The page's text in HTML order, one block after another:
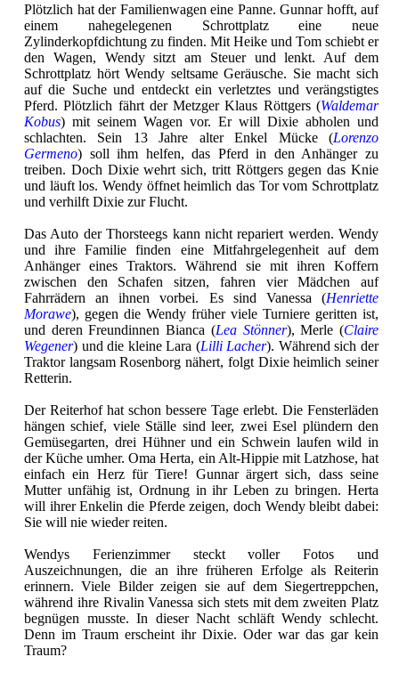
Plötzlich hat der Familienwagen eine Panne. Gunnar hofft, auf
einem nahegelegenen Schrottplatz eine neue
Zylinderkopfdichtung zu finden. Mit Heike und Tom schiebt er
den Wagen, Wendy sitzt am Steuer und lenkt. Auf dem
Schrottplatz hört Wendy seltsame Geräusche. Sie macht sich
auf die Suche und entdeckt ein verletztes und verängstigtes
Pferd. Plötzlich fährt der Metzger Klaus Röttgers (Waldemar
Kobus) mit seinem Wagen vor. Er will Dixie abholen und
schlachten. Sein 13 Jahre alter Enkel Mücke (Lorenzo
Germeno) soll ihm helfen, das Pferd in den Anhänger zu
treiben. Doch Dixie wehrt sich, tritt Röttgers gegen das Knie
und läuft los. Wendy öffnet heimlich das Tor vom Schrottplatz
und verhilft Dixie zur Flucht.
Das Auto der Thorsteegs kann nicht repariert werden. Wendy
und ihre Familie finden eine Mitfahrgelegenheit auf dem
Anhänger eines Traktors. Während sie mit ihren Koffern
zwischen den Schafen sitzen, fahren vier Mädchen auf
Fahrrädern an ihnen vorbei. Es sind Vanessa (Henriette
Morawe), gegen die Wendy früher viele Turniere geritten ist,
und deren Freundinnen Bianca (Lea Stönner), Merle (Claire
Wegener) und die kleine Lara (Lilli Lacher). Während sich der
Traktor langsam Rosenborg nähert, folgt Dixie heimlich seiner
Retterin.
Der Reiterhof hat schon bessere Tage erlebt. Die Fensterläden
hängen schief, viele Ställe sind leer, zwei Esel plündern den
Gemüsegarten, drei Hühner und ein Schwein laufen wild in
der Küche umher. Oma Herta, ein Alt-Hippie mit Latzhose, hat
einfach ein Herz für Tiere! Gunnar ärgert sich, dass seine
Mutter unfähig ist, Ordnung in ihr Leben zu bringen. Herta
will ihrer Enkelin die Pferde zeigen, doch Wendy bleibt dabei:
Sie will nie wieder reiten.
Wendys Ferienzimmer steckt voller Fotos und
Auszeichnungen, die an ihre früheren Erfolge als Reiterin
erinnern. Viele Bilder zeigen sie auf dem Siegertreppchen,
während ihre Rivalin Vanessa sich stets mit dem zweiten Platz
begnügen musste. In dieser Nacht schläft Wendy schlecht.
Denn im Traum erscheint ihr Dixie. Oder war das gar kein
Traum?